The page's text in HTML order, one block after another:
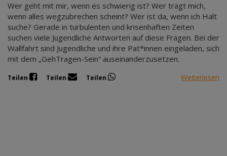
Wer geht mit mir, wenn es schwierig ist? Wer trägt mich,
wenn alles wegzubrechen scheint? Wer ist da, wenn ich Halt
suche? Gerade in turbulenten und krisenhaften Zeiten
suchen viele Jugendliche Antworten auf diese Fragen. Bei der
Wallfahrt sind Jugendliche und ihre Pat*innen eingeladen, sich
mit dem „GehTragen-Sein“ auseinanderzusetzen.
Teilen Teilen Teilen Weiterlesen